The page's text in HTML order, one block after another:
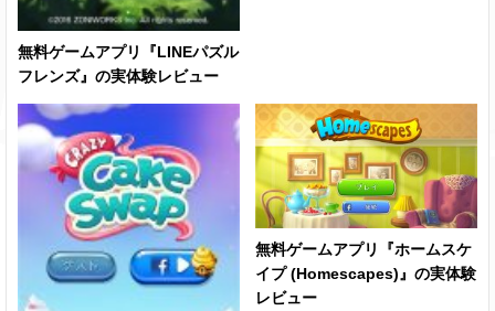
無料ゲームアプリ『LINEパズル
フレンズ』の実体験レビュー
無料ゲームアプリ『ホームスケ
イプ (Homescapes)』の実体験
レビュー